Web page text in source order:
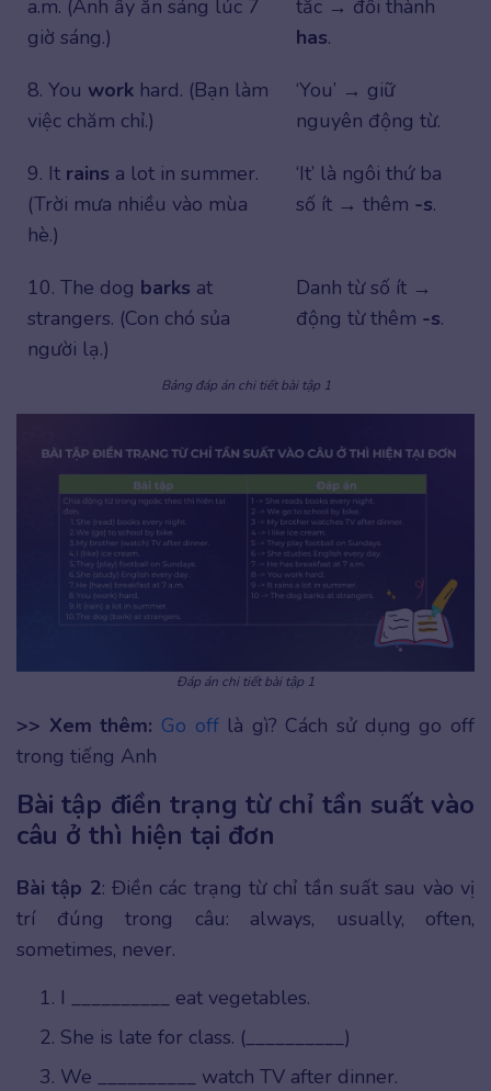
a.m. (Anh ấy ăn sáng lúc 7
giờ sáng.)
tắc → đổi thành
has.
8. You work hard. (Bạn làm
việc chăm chỉ.)
‘You’ → giữ
nguyên động từ.
9. It rains a lot in summer.
(Trời mưa nhiều vào mùa
hè.)
‘It’ là ngôi thứ ba
số ít → thêm -s.
10. The dog barks at
strangers. (Con chó sủa
người lạ.)
Danh từ số ít →
động từ thêm -s.
Bảng đáp án chi tiết bài tập 1
Đáp án chi tiết bài tập 1
>> Xem thêm: Go offlà gì? Cách sử dụng go off
trong tiếng Anh
Bài tập điền trạng từ chỉ tần suất vào
câu ở thì hiện tại đơn
Bài tập 2: Điền các trạng từ chỉ tần suất sau vào vị
trí đúng trong câu: always, usually, often,
sometimes, never.
I __________ eat vegetables.
She is late for class. (__________)
We __________ watch TV after dinner.